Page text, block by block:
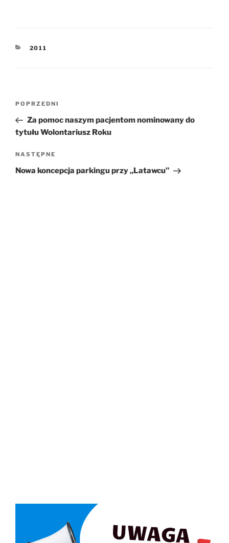
KATEGORIE
2011
wpisu
Poprzedni
wpis
POPRZEDNI
Za pomoc naszym pacjentom nominowany do
tytułu Wolontariusz Roku
Następny
wpis
NASTĘPNE
Nowa koncepcja parkingu przy „Latawcu”